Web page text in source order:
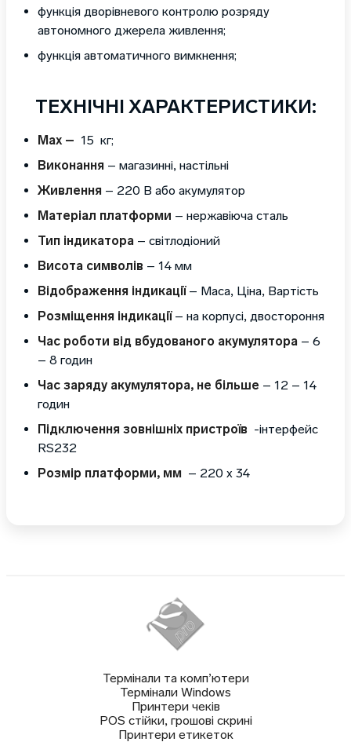
функція дворівневого контролю розряду
автономного джерела живлення;
функція автоматичного вимкнення;
ТЕХНІЧНІ ХАРАКТЕРИСТИКИ:
Max – 15 кг;
Виконання– магазинні, настільні
Живлення– 220 В або акумулятор
Матеріал платформи – нержавіюча сталь
Тип індикатора– світлодіоний
Висота символів – 14 мм
Відображення індикації– Маса, Ціна, Вартість
Розміщення індикації– на корпусі, двостороння
Час роботи від вбудованого акумулятора– 6
– 8 годин
Час заряду акумулятора, не більше – 12 – 14
годин
Підключення зовнішніх пристроїв -інтерфейс
RS232
Розмір платформи, мм – 220 х 34
Термінали та комп’ютери
Термінали Windows
Принтери чеків
POS стійки, грошові скрині
Принтери етикеток